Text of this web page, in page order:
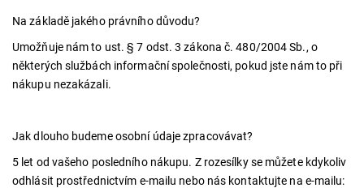
Na základě jakého právního důvodu?
Umožňuje nám to ust. § 7 odst. 3 zákona č. 480/2004 Sb., o
některých službách informační společnosti, pokud jste nám to při
nákupu nezakázali.
Jak dlouho budeme osobní údaje zpracovávat?
5 let od vašeho posledního nákupu. Z rozesílky se můžete kdykoliv
odhlásit prostřednictvím e-mailu nebo nás kontaktujte na e-mailu: